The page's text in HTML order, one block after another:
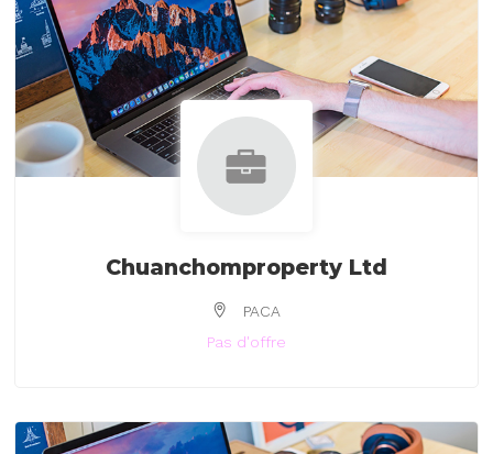
Chuanchomproperty Ltd
PACA
Pas d'offre